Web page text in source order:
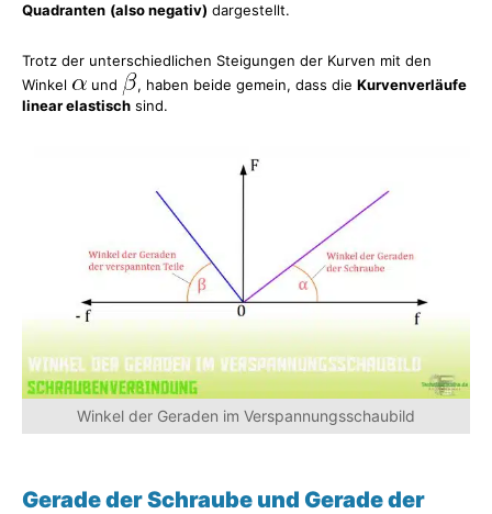
Quadranten (also negativ) dargestellt.
Trotz der unterschiedlichen Steigungen der Kurven mit den
Winkel
und , haben beide gemein, dass die Kurvenverläufe
linear elastisch sind.
Winkel der Geraden im Verspannungsschaubild
Gerade der Schraube und Gerade der